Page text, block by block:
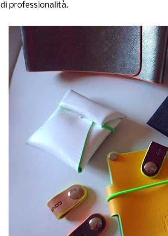
di professionalità.